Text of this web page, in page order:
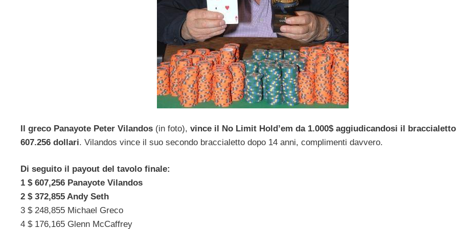
Il greco Panayote Peter Vilandos (in foto), vince il No Limit Hold’em da 1.000$ aggiudicandosi il braccialetto
607.256 dollari. Vilandos vince il suo secondo braccialetto dopo 14 anni, complimenti davvero.
Di seguito il payout del tavolo finale:
1 $ 607,256 Panayote Vilandos
2 $ 372,855 Andy Seth
3 $ 248,855 Michael Greco
4 $ 176,165 Glenn McCaffrey